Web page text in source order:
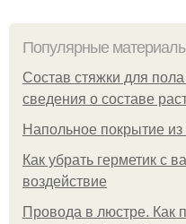
Популярные
Состав стяжки для
сведения о составе
Напольное покрытие
Как убрать герметик с
воздействие
Провода в люстре. Как